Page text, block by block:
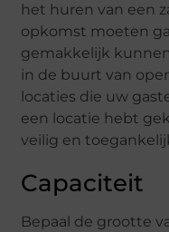
het huren van een
opkomst moeten
gemakkelijk
in de buurt van
locaties die uw
een locatie hebt
veilig en
Capaciteit
Bepaal de grootte